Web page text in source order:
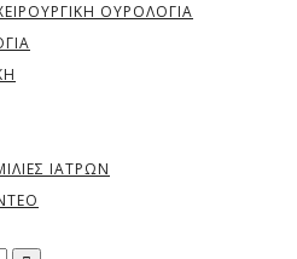
ΟΥΡΟΛΟΓΙΑ
ΙΑΤΡΏΝ